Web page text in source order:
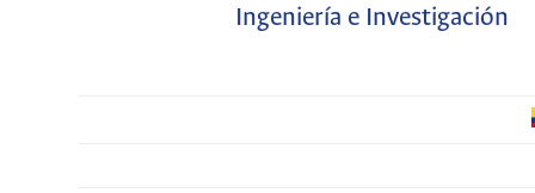
Ingeniería e Investigación